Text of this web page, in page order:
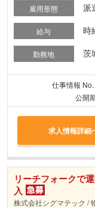
雇用形態 派
給与 時
勤務地 茨
仕事情報
公開
求人情報詳細
リーチフォークで
入
株式会社シグマテック /